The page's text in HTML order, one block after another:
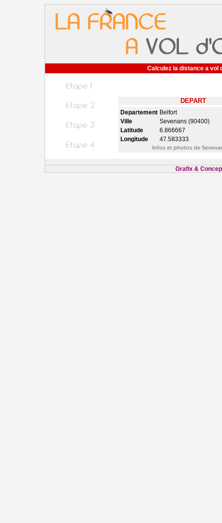
Calculez la distance a vol
DEPART
Departement Belfort
Ville
Sevenans (90400)
Latitude
6.866667
Longitude
47.583333
Infos et photos de
Grafix &